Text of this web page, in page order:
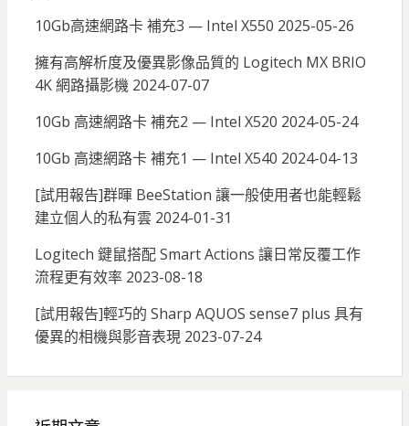
10Gb高速網路卡 補充3 — Intel X550 2025-05-26
擁有高解析度及優異影像品質的 Logitech MX BRIO
4K 網路攝影機 2024-07-07
10Gb 高速網路卡 補充2 — Intel X520 2024-05-24
10Gb 高速網路卡 補充1 — Intel X540 2024-04-13
[試用報告]群暉 BeeStation 讓一般使用者也能輕鬆
建立個人的私有雲 2024-01-31
Logitech 鍵鼠搭配 Smart Actions 讓日常反覆工作
流程更有效率 2023-08-18
[試用報告]輕巧的 Sharp AQUOS sense7 plus 具有
優異的相機與影音表現 2023-07-24